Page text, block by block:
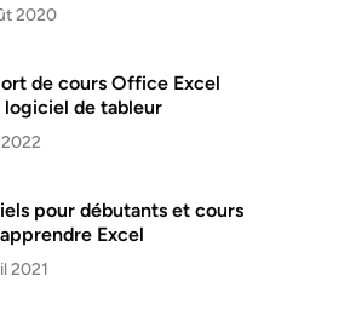
2020
de cours Office Excel
logiciel de tableur
pour débutants et cours
Excel
2021